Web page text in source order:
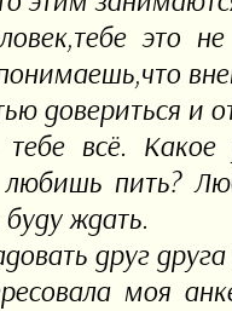
это
довериться и
тебе всё.
пить?
буду ждать.
друг
моя